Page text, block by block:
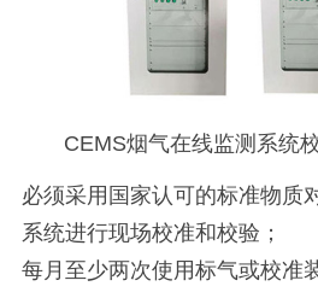
CEMS烟气在线监测系统
必须采用国家认可的标准物质
系统进行现场校准和校验；
每月至少两次使用标气或校准